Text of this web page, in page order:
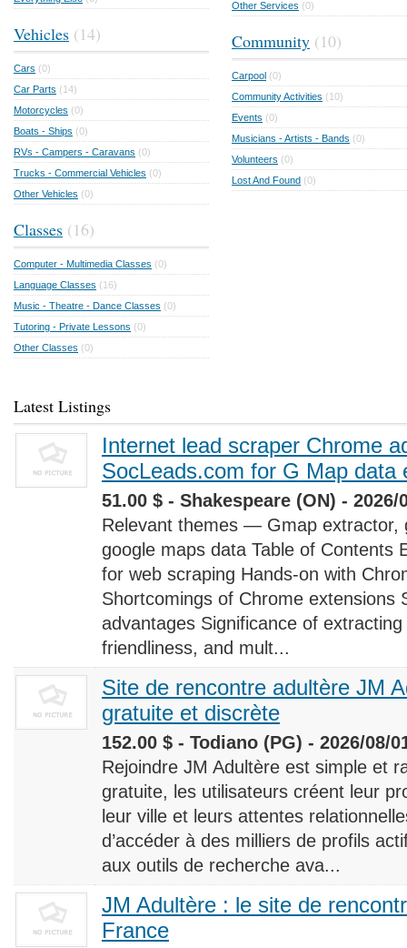
Vehicles (14)
Cars (0)
Car Parts (14)
Motorcycles (0)
Boats - Ships (0)
RVs - Campers - Caravans (0)
Trucks - Commercial Vehicles (0)
Other Vehicles (0)
Classes (16)
Computer - Multimedia Classes (0)
Language Classes (16)
Music - Theatre - Dance Classes (0)
Tutoring - Private Lessons (0)
Other Classes (0)
Other Services (0)
Community (10)
Carpool (0)
Community Activities (10)
Events (0)
Musicians - Artists - Bands (0)
Volunteers (0)
Lost And Found (0)
Latest Listings
Internet lead scraper Chrome
SocLeads.com for G Map data
51.00 $ - Shakespeare (ON) - 2026/
Relevant themes — Gmap extractor,
google maps data Table of Contents
for web scraping Hands-on with
Shortcomings of Chrome extensions
advantages Significance of
friendliness, and mult...
Site de rencontre adultère JM
gratuite et discrète
152.00 $ - Todiano (PG) - 2026/08/
Rejoindre JM Adultère est simple et
gratuite, les utilisateurs créent leur
leur ville et leurs attentes
d’accéder à des milliers de profils
aux outils de recherche ava...
JM Adultère : le site de
France